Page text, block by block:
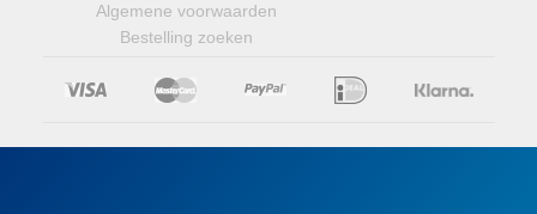
Algemene voorwaarden
Bestelling zoeken